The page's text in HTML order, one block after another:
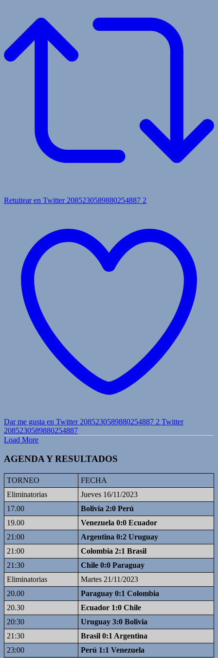
Retuitear en Twitter 2085230589880254887 2
Dar me gusta en Twitter 2085230589880254887 2 Twitter
2085230589880254887
Load More
AGENDA Y RESULTADOS
TORNEO
FECHA
Eliminatorias
Jueves 16/11/2023
17.00
Bolivia 2:0 Perú
19.00
Venezuela 0:0 Ecuador
21:00
Argentina 0:2 Uruguay
21:00
Colombia 2:1 Brasil
21:30
Chile 0:0 Paraguay
Eliminatorias
Martes 21/11/2023
20.00
Paraguay 0:1 Colombia
20.30
Ecuador 1:0 Chile
20:30
Uruguay 3:0 Bolivia
21:30
Brasil 0:1 Argentina
23:00
Perú 1:1 Venezuela